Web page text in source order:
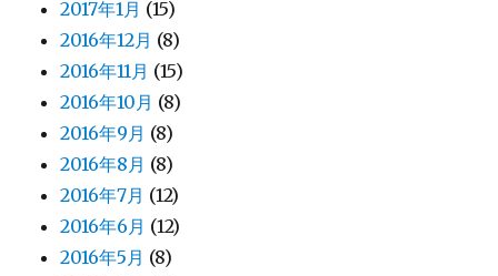
2017年1月 (15)
2016年12月 (8)
2016年11月 (15)
2016年10月 (8)
2016年9月 (8)
2016年8月 (8)
2016年7月 (12)
2016年6月 (12)
2016年5月 (8)